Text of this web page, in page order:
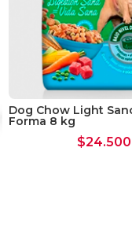
Dog Chow Light
Forma 8 kg
$24.500